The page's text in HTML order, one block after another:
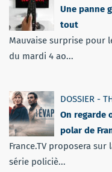
Une panne
tout
Mauvaise surprise pour
du mardi 4 ao...
DOSSIER -
On regarde
polar de
France.TV proposera
série policiè...